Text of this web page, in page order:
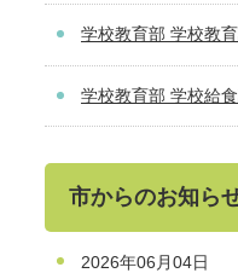
学校教育部 学校教
学校教育部 学校給
市からのお知ら
2026年06月04日